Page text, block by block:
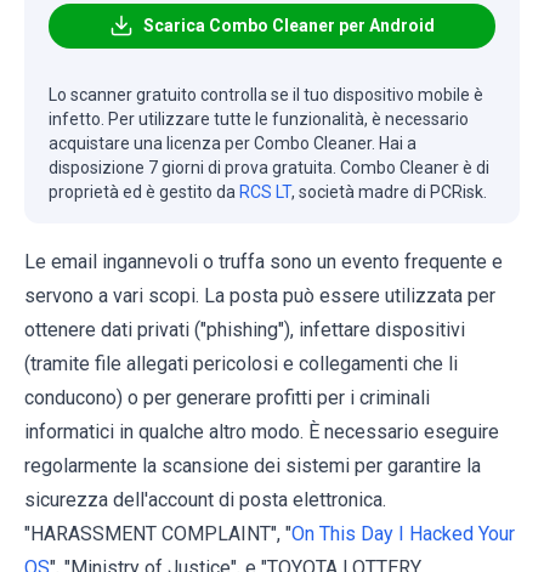
Scarica Combo Cleaner per Android
Lo scanner gratuito controlla se il tuo dispositivo mobile è
infetto. Per utilizzare tutte le funzionalità, è necessario
acquistare una licenza per Combo Cleaner. Hai a
disposizione 7 giorni di prova gratuita. Combo Cleaner è di
proprietà ed è gestito da RCS LT, società madre di PCRisk.
Le email ingannevoli o truffa sono un evento frequente e
servono a vari scopi. La posta può essere utilizzata per
ottenere dati privati ("phishing"), infettare dispositivi
(tramite file allegati pericolosi e collegamenti che li
conducono) o per generare profitti per i criminali
informatici in qualche altro modo. È necessario eseguire
regolarmente la scansione dei sistemi per garantire la
sicurezza dell'account di posta elettronica.
"HARASSMENT COMPLAINT", "On This Day I Hacked Your
OS", "Ministry of Justice", e "TOYOTA LOTTERY